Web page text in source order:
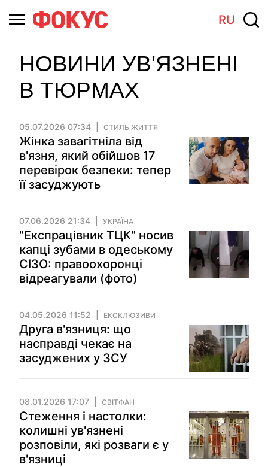
RU
НОВИНИ УВ'ЯЗНЕНІ
В ТЮРМАХ
05.07.2026 07:34 СТИЛЬ ЖИТТЯ
Жінка завагітніла від
в'язня, який обійшов 17
перевірок безпеки: тепер
її засуджують
07.06.2026 21:34 УКРАЇНА
"Експрацівник ТЦК" носив
капці зубами в одеському
СІЗО: правоохоронці
відреагували (фото)
04.05.2026 11:52 ЕКСКЛЮЗИВИ
Друга в'язниця: що
насправді чекає на
засуджених у ЗСУ
08.01.2026 17:07 СВІТФАН
Стеження і настолки:
колишні ув'язнені
розповіли, які розваги є у
в'язниці